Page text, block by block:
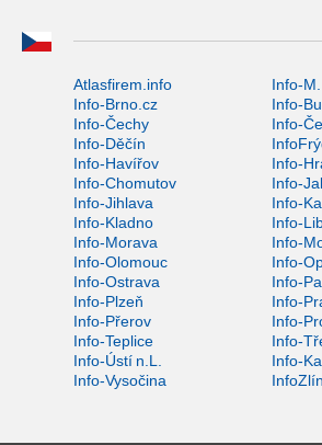
Atlasfirem.info
Info-
Info-Brno.cz
Info-
Info-Čechy
Info-
Info-Děčín
Info-Havířov
Info-
Info-Chomutov
Info-
Info-Jihlava
Info-
Info-Kladno
Info-
Info-Morava
Info-
Info-Olomouc
Info-
Info-Ostrava
Info-
Info-Plzeň
Info-
Info-Přerov
Info-
Info-Teplice
Info-
Info-Ústí n.L.
Info-
Info-Vysočina
InfoZlín